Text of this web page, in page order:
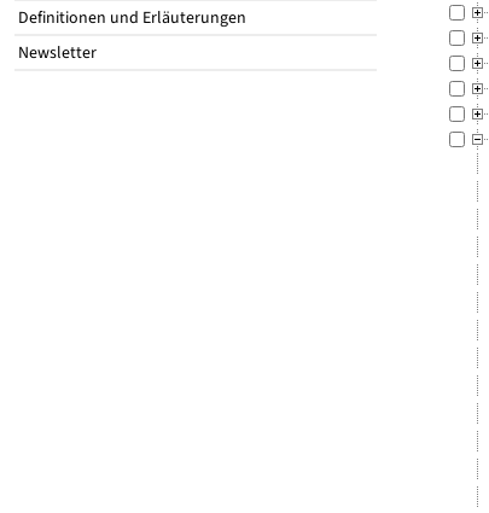
Definitionen und Erläuterungen
Newsletter